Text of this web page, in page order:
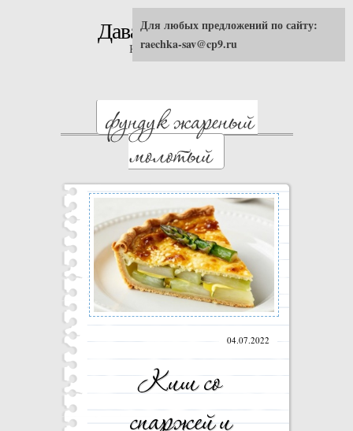
Давай попробуем!
Кулинарные рецепты
04.07.2022
Для любых предложений по сайту:
raechka-sav@cp9.ru